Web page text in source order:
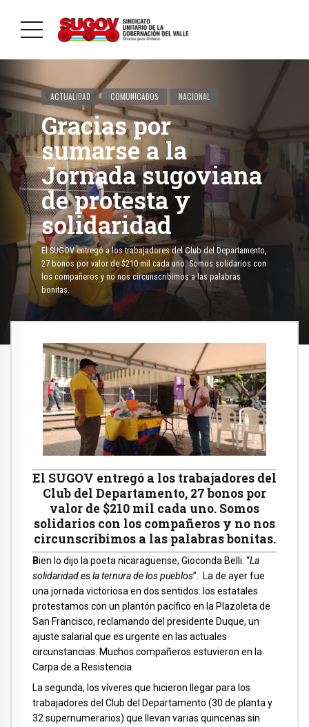
ACTUALIDAD COMUNICADOS NACIONAL
Gracias por
sumarse a la
Jornada sugoviana
de protesta y
solidaridad
El SUGOV entregó a los trabajadores del Club del Departamento,
27 bonos por valor de $210 mil cada uno. Somos solidarios con
los compañeros y no nos circunscribimos a las palabras
bonitas.
El SUGOV entregó a los trabajadores del
Club del Departamento, 27 bonos por
valor de $210 mil cada uno. Somos
solidarios con los compañeros y no nos
circunscribimos a las palabras bonitas.
Bien lo dijo la poeta nicaragüense, Gioconda Belli: “La
solidaridad es la ternura de los pueblos”. La de ayer fue
una jornada victoriosa en dos sentidos: los estatales
protestamos con un plantón pacífico en la Plazoleta de
San Francisco, reclamando del presidente Duque, un
ajuste salarial que es urgente en las actuales
circunstancias. Muchos compañeros estuvieron en la
Carpa de a Resistencia.
La segunda, los víveres que hicieron llegar para los
trabajadores del Club del Departamento (30 de planta y
32 supernumerarios) que llevan varias quincenas sin